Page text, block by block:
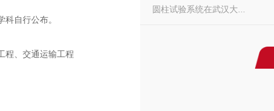
自行公布。
程、交通运输工程
圆柱试验系统在武汉大...